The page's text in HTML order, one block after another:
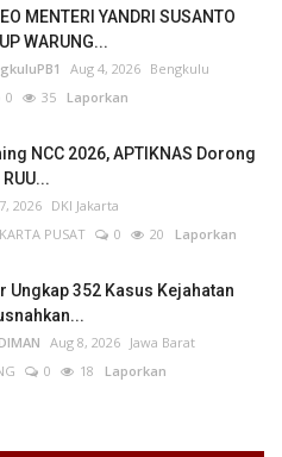
MENTERI YANDRI SUSANTO
WARUNG...
Aug 4, 2026 Bengkulu
0 35 Laporkan
NCC 2026, APTIKNAS Dorong
2026 DKI Jakarta
PUSAT
0 20 Laporkan
Ungkap 352 Kasus Kejahatan
Aug 8, 2026 Jawa Barat
0 18 Laporkan